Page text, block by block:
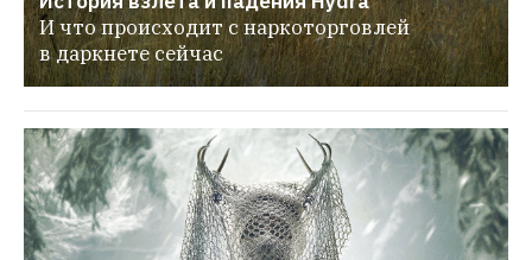
И что происходит с наркоторговлей
в даркнете сейчас